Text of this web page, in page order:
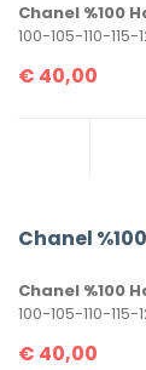
Chanel %100
€ 40,00
Chanel
Chanel %100
€ 40,00